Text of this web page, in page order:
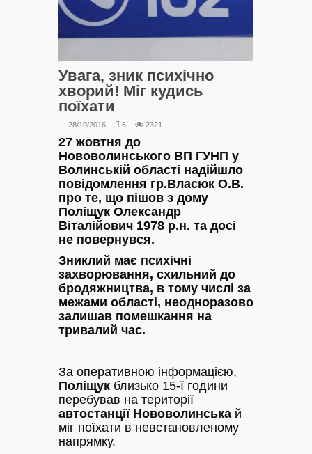
Увага, зник психічно
хворий! Міг кудись
поїхати
— 28/10/2016 6 2321
27 жовтня до
Нововолинського ВП ГУНП у
Волинській області надійшло
повідомлення гр.Власюк О.В.
про те, що пішов з дому
Поліщук Олександр
Віталійович 1978 р.н. та досі
не повернувся.
Зниклий має психічні
захворювання, схильний до
бродяжництва, в тому числі за
межами області, неодноразово
залишав помешкання на
тривалий час.
За оперативною інформацією,
Поліщук близько 15-ї години
перебував на території
автостанції Нововолинська й
міг поїхати в невстановленому
напрямку.